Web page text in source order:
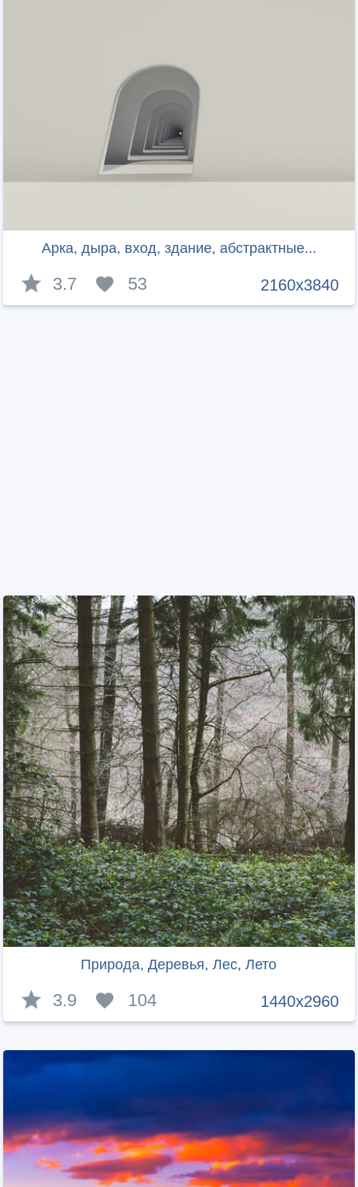
Арка, дыра, вход, здание, абстрактные...
2160x3840
3.7 53
Природа, Деревья, Лес, Лето
1440x2960
3.9 104